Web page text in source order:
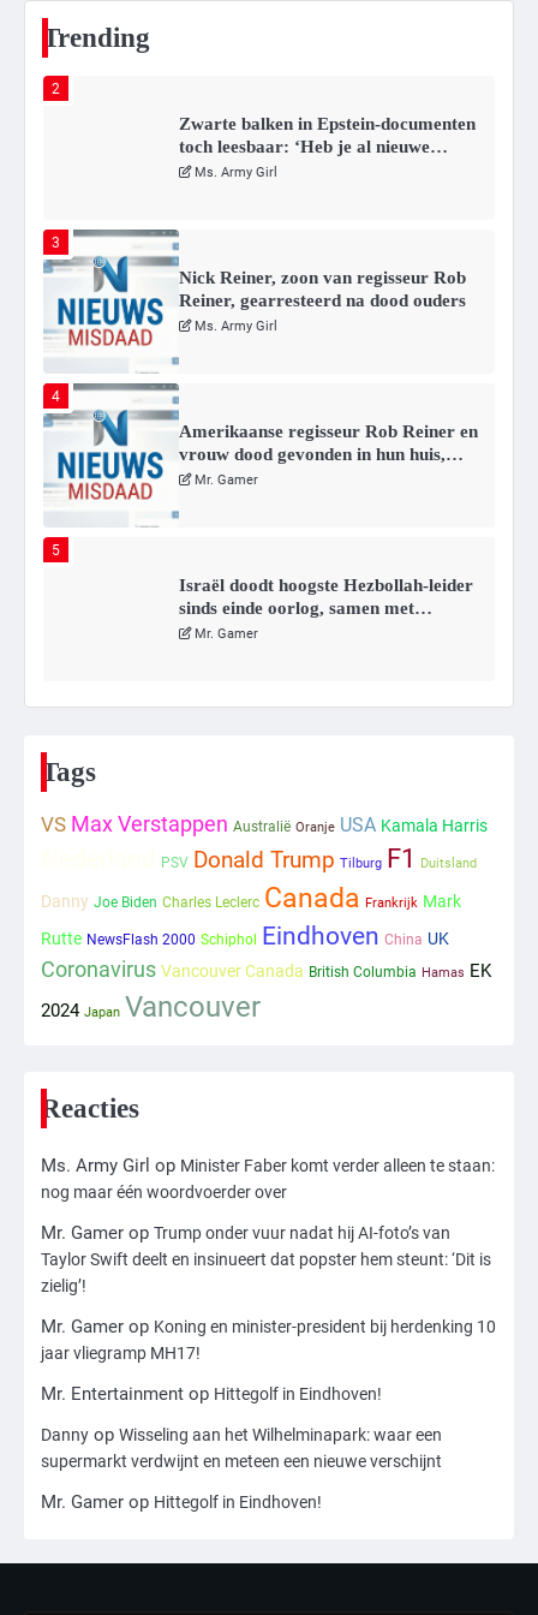
Trending
2
Zwarte balken in Epstein-documenten
toch leesbaar: ‘Heb je al nieuwe
ongepaste vrienden voor me?’
Ms. Army Girl
3
Nick Reiner, zoon van regisseur Rob
Reiner, gearresteerd na dood ouders
Ms. Army Girl
4
Amerikaanse regisseur Rob Reiner en
vrouw dood gevonden in hun huis,
eigen zoon hoofdverdachte
Mr. Gamer
5
Israël doodt hoogste Hezbollah-leider
sinds einde oorlog, samen met
meerdere omwonenden
Mr. Gamer
6
Kleine veranderingen op komst
Mr. Gamer
2
3
Nick Reiner, zoon van regisseur Rob
Reiner, gearresteerd na dood ouders
Ms. Army Girl
4
Amerikaanse regisseur Rob Reiner en
eigen zoon hoofdverdachte
Mr. Gamer
5
Israël doodt hoogste Hezbollah-leider
Tags
VS Max Verstappen Australië Oranje USA Kamala Harris
PSV Donald Trump Tilburg F1 Duitsland
Danny Joe Biden Charles Leclerc Canada Frankrijk Mark
Rutte NewsFlash 2000 Schiphol Eindhoven China UK
Coronavirus Vancouver Canada British Columbia Hamas EK
2024 Japan Vancouver
Reacties
Ms. Army Girl op Minister Faber komt verder alleen te staan:
nog maar één woordvoerder over
Mr. Gamer op Trump onder vuur nadat hij AI-foto’s van
Taylor Swift deelt en insinueert dat popster hem steunt: ‘Dit is
zielig’!
Mr. Gamer op Koning en minister-president bij herdenking 10
jaar vliegramp MH17!
Mr. Entertainment op Hittegolf in Eindhoven!
Danny op Wisseling aan het Wilhelminapark: waar een
supermarkt verdwijnt en meteen een nieuwe verschijnt
Mr. Gamer op Hittegolf in Eindhoven!